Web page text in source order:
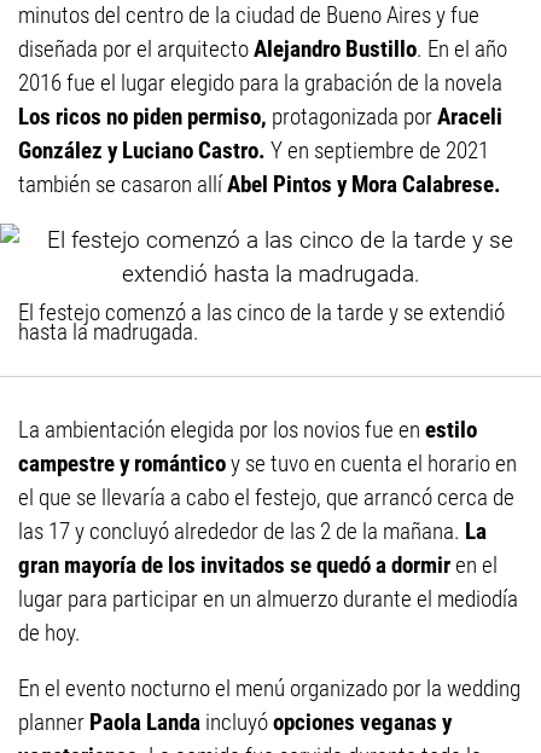
minutos del centro de la ciudad de Bueno Aires y fue
diseñada por el arquitectoAlejandro Bustillo. En el año
2016 fue el lugar elegido para la grabación de la novela
Los ricos no piden permiso, protagonizada porAraceli
González y Luciano Castro. Y en septiembre de 2021
también se casaron allíAbel Pintos y Mora Calabrese.
El festejo comenzó a las cinco de la tarde y se extendió
hasta la madrugada.
La ambientación elegida por los novios fue en estilo
campestre y románticoy se tuvo en cuenta el horario en
el que se llevaría a cabo el festejo, que arrancó cerca de
las 17 y concluyó alrededor de las 2 de la mañana. La
gran mayoría de los invitados se quedó a dormiren el
lugar para participar en un almuerzo durante el mediodía
de hoy.
En el evento nocturno el menú organizado por la wedding
planner Paola Landa incluyóopciones veganas y